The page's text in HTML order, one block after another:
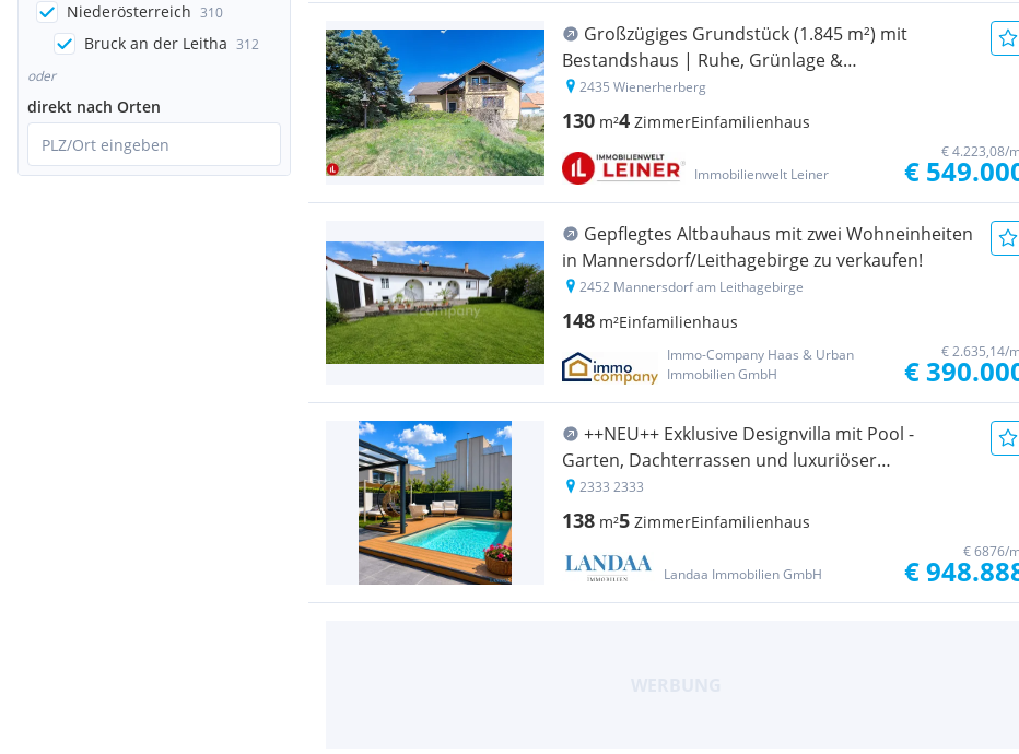
Niederösterreich 310
Bruck an der Leitha 312
oder
direkt nach Orten
PLZ/Ort eingeben
Großzügiges Grundstück (1.845 m²) mit
Bestandshaus | Ruhe, Grünlage &
Entwicklungspotenzial
2435 Wienerherberg
130 m²4 ZimmerEinfamilienhaus
Immobilienwelt Leiner
€ 4.223,08/
€
Gepflegtes Altbauhaus mit zwei Wohneinheiten
in Mannersdorf/Leithagebirge zu verkaufen!
2452 Mannersdorf am Leithagebirge
148 m²Einfamilienhaus
Immo-Company Haas & Urban
Immobilien GmbH
€ 2.635,14/
€
++NEU++ Exklusive Designvilla mit Pool -
Garten, Dachterrassen und luxuriöser
Ausstattung in Leopoldsdorf
2333 2333
138 m²5 ZimmerEinfamilienhaus
Landaa Immobilien GmbH
€ 6876/
€